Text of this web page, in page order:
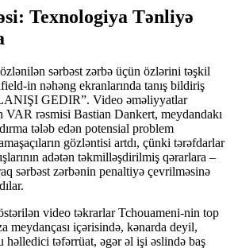
Texnologiya Tənliyə
sərbəst zərbə üçün özlərini təşkil
in nəhəng ekranlarında tanış bildiriş
GEDIR”. Video əməliyyatlar
VAR rəsmisi Bastian Dankert, meydandakı
tələb edən potensial problem
gözləntisi artdı, çünki tərəfdarlar
adətən təkmilləşdirilmiş qərarlara –
sərbəst zərbənin penaltiyə çevrilməsinə
video təkrarlar Tchouameni-nin top
meydançası içərisində, kənarda deyil,
təfərrüat, əgər əl işi əslində baş